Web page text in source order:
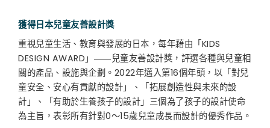
獲得日本兒童友善設計獎
重視兒童生活、教育與發展的日本，每年藉由「KIDS
DESIGN AWARD」――兒童友善設計獎，評選各種與兒童相
關的產品、設施與企劃。2022年邁入第16個年頭，以「對兒
童安全、安心有貢獻的設計」、「拓展創造性與未來的設
計」、「有助於生養孩子的設計」三個為了孩子的設計使命
為主旨，表彰所有針對0～15歲兒童成長而設計的優秀作品。